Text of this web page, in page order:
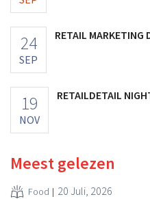
24
SEP
RETAIL MARKETING
19
NOV
RETAILDETAIL
Meest gelezen
Food 20 Juli, 2026